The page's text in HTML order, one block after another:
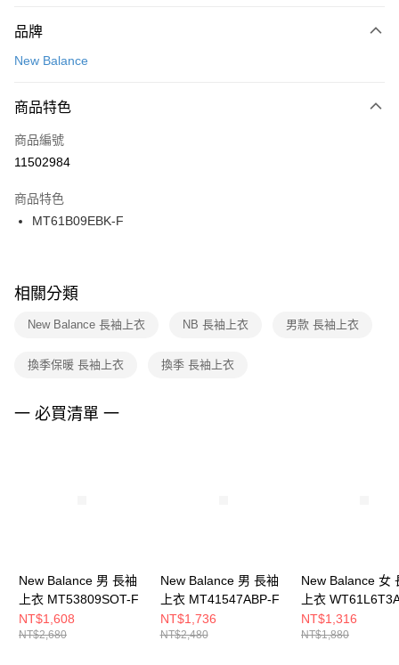
台灣樂天信用卡公司
【關於「AFTEE先享後付」】
便利好安心！
３．安心：先確認商品／服務後，再付款。
【「AFTEE先享後付」結帳流程】
１．於結帳方式選擇「AFTEE先享後付」後，將跳轉至「AFTEE先享後付」
２．訂單成立數日內，您將收到繳費通知簡訊。
３．收到繳費通知簡訊後14天內，點擊此簡訊中的連結，可透過四大超商／
ATM／網路銀行／等多元方式進行付款，方視為交易完成。
※ 交易是否成功請以「AFTEE先享後付 」之結帳頁面顯示為準，若有關於
是否繳費成功／繳費後需取消欲退款等相關疑問，請聯繫「AFTEE先享後付
客戶支援中心」 https://netprotections.freshdesk.com/support/home
１．透過由恩沛科技股份有限公司提供之「AFTEE先享後付」服務完成之交
２．關於個人資料處理事宜，請瀏覽以下網址：
運送方式
每筆NT$100，滿NT$1,500(含以上)免運費
宅配
每筆NT$100，滿NT$1,500(含以上)免運費
付款後門市自取
每筆NT$100，滿NT$1,500(含以上)免運費
品牌
New Balance
商品特色
商品編號
11502984
商品特色
MT61B09EBK-F
相關分類
New Balance 長袖上衣 NB 長袖上衣 男款 長袖上衣
換季保暖 長袖上衣 換季 長袖上衣
一 必買清單 一
New Balance 男 長袖
上衣 MT53809SOT-F
NT$1,608
NT$2,680
New Balance 男 長袖
上衣 MT41547ABP-F
NT$1,736
NT$2,480
New Balance 女
上衣
F
NT$1,316
NT$1,880